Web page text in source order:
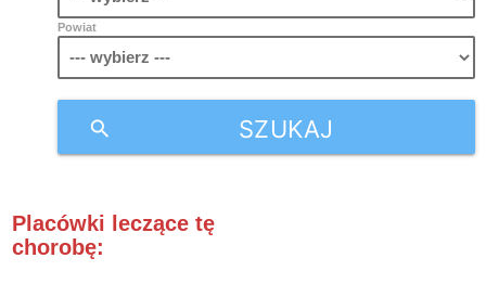
Powiat
SZUKAJ
search
Placówki leczące tę
chorobę: